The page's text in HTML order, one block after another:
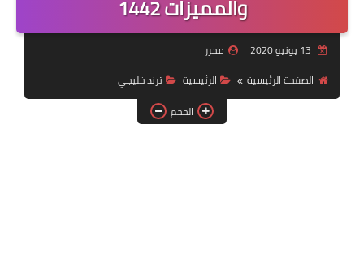
خدمات منصة أبشر
وظائف عسكرية
والمميزات 1442
محرر
الصفحة الرئيسية
الرئيسية
ترند خليجي
الحجم